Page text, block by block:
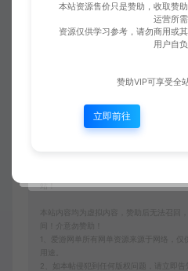
收藏 (1)
站！
本站内容均为虚拟内容，赞助后无法召回
间！介意勿赞助！
1、爱游网单所有网单资源来源于网络，仅
2、如本帖侵犯到任何版权问题，请立即
本站资源售价只是赞助，收取赞
运营所需
资源仅供学习参考，请勿商用或
用户自负
赞助VIP可享受全
立即前往